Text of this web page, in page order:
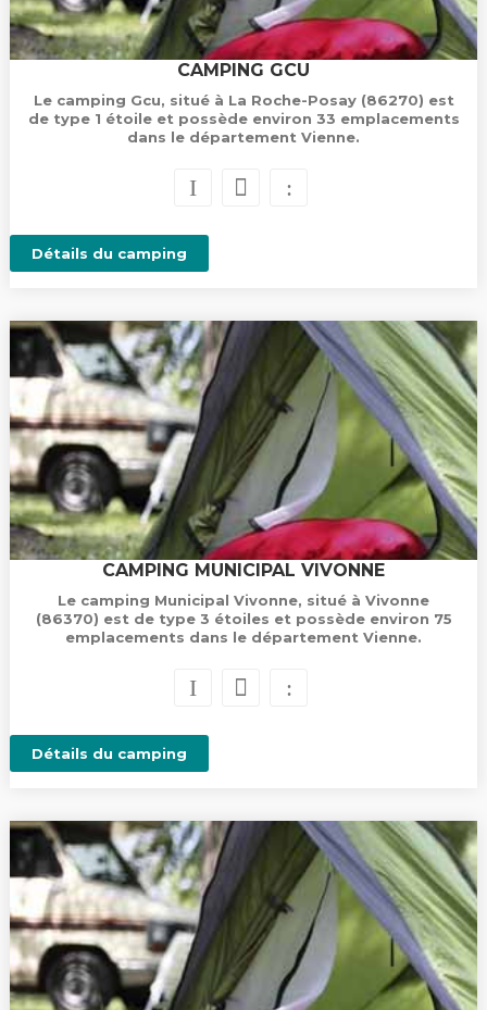
CAMPING GCU
Le camping Gcu, situé à La Roche-Posay (86270) est
de type 1 étoile et possède environ 33 emplacements
dans le département Vienne.
Détails du camping
CAMPING MUNICIPAL VIVONNE
Le camping Municipal Vivonne, situé à Vivonne
(86370) est de type 3 étoiles et possède environ 75
emplacements dans le département Vienne.
Détails du camping